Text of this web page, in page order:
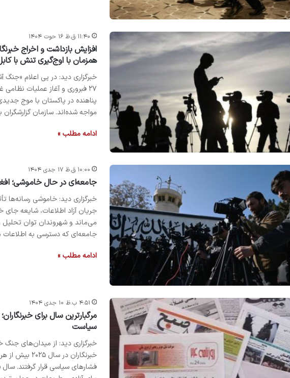
۱۱:۴۰ ق.ظ ۱۶ حوت ۱۴۰۴
افزایش بازداشت و اخراج
همزمان با اوج‌گیری تنش با
خبرگزاری دید: در پی اعلام «جنگ
۲۷ فبروری و آغاز عملیات
پناهنده در پاکستان با موج
مواجه شده‌اند. سازمان
ادامه مطلب »
۱۰:۰۰ ق.ظ ۱۷ جدی ۱۴۰۴
جامعه‌ای در حال خاموشی؛
خبرگزاری دید: خاموشی رسانه‌ها
جریان آزاد اطلاعات، شایعه جای
می‌ماند و شهروندان توان
جامعه‌ای که دسترسی به
ادامه مطلب »
۴:۵۱ ب.ظ ۱۰ جدی ۱۴۰۴
مرگبارترین سال برای
سیاست
خبرگزاری دید: از میدان‌های جنگ
خبرنگاران